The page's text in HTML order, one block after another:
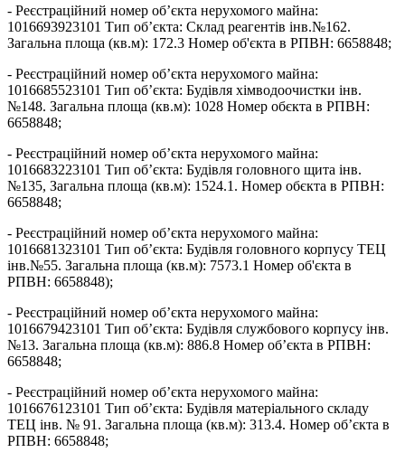
- Реєстраційний номер об’єкта нерухомого майна:
1016693923101 Тип об’єкта: Склад реагентів інв.№162.
Загальна площа (кв.м): 172.3 Номер об'єкта в РПВН: 6658848;
- Реєстраційний номер об’єкта нерухомого майна:
1016685523101 Тип об’єкта: Будівля хімводоочистки інв.
№148. Загальна площа (кв.м): 1028 Номер обєкта в РПВН:
6658848;
- Реєстраційний номер об’єкта нерухомого майна:
1016683223101 Тип об’єкта: Будівля головного щита інв.
№135, Загальна площа (кв.м): 1524.1. Номер обєкта в РПВН:
6658848;
- Реєстраційний номер об’єкта нерухомого майна:
1016681323101 Тип об’єкта: Будівля головного корпусу ТЕЦ
інв.№55. Загальна площа (кв.м): 7573.1 Номер об'єкта в
РПВН: 6658848);
- Реєстраційний номер об’єкта нерухомого майна:
1016679423101 Тип об’єкта: Будівля службового корпусу інв.
№13. Загальна площа (кв.м): 886.8 Номер об’єкта в РПВН:
6658848;
- Реєстраційний номер об’єкта нерухомого майна:
1016676123101 Тип об’єкта: Будівля матеріального складу
ТЕЦ інв. № 91. Загальна площа (кв.м): 313.4. Номер об’єкта в
РПВН: 6658848;